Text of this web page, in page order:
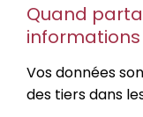
Quand
informations
Vos données
des tiers dans